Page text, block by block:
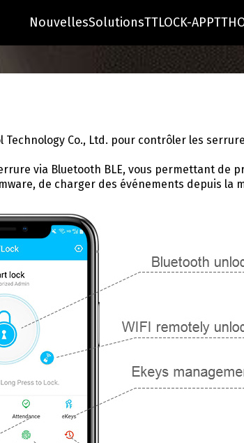
NouvellesSolutionsTTLOCK-APP
Co., Ltd. pour contrôler les
via Bluetooth BLE, vous permettant de
de charger des événements depuis la